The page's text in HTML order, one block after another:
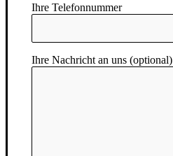
Ihre Telefonnummer
Ihre Nachricht an uns (optional)